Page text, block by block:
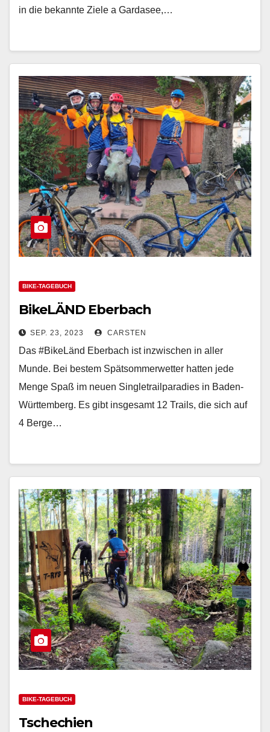
in die bekannte Ziele a Gardasee,…
BIKE-TAGEBUCH
BikeLÄND Eberbach
SEP. 23, 2023 CARSTEN
Das #BikeLänd Eberbach ist inzwischen in aller
Munde. Bei bestem Spätsommerwetter hatten jede
Menge Spaß im neuen Singletrailparadies in Baden-
Württemberg. Es gibt insgesamt 12 Trails, die sich auf
4 Berge…
BIKE-TAGEBUCH
Tschechien